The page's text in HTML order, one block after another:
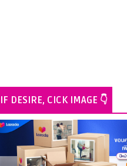
IF DESIRE, CICK IMAGE 👇